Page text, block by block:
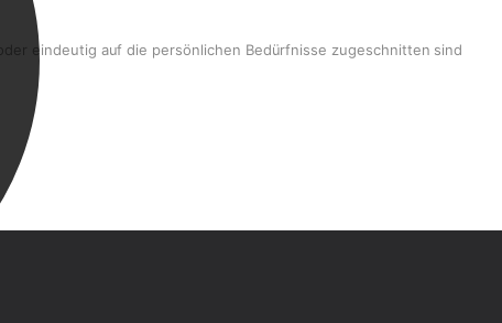
eindeutig auf die persönlichen Bedürfnisse zugeschnitten sind